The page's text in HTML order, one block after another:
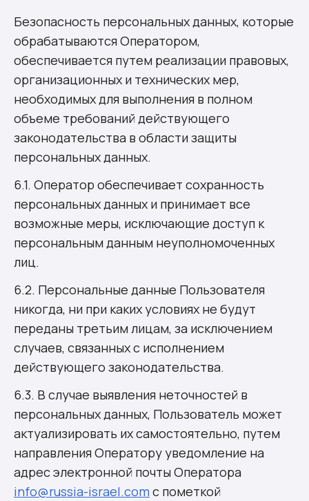
Безопасность персональных данных, которые
обрабатываются Оператором,
обеспечивается путем реализации правовых,
организационных и технических мер,
необходимых для выполнения в полном
объеме требований действующего
законодательства в области защиты
персональных данных.
6.1. Оператор обеспечивает сохранность
персональных данных и принимает все
возможные меры, исключающие доступ к
персональным данным неуполномоченных
лиц.
6.2. Персональные данные Пользователя
никогда, ни при каких условиях не будут
переданы третьим лицам, за исключением
случаев, связанных с исполнением
действующего законодательства.
6.3. В случае выявления неточностей в
персональных данных, Пользователь может
актуализировать их самостоятельно, путем
направления Оператору уведомление на
адрес электронной почты Оператора
info@russia-israel.com с пометкой